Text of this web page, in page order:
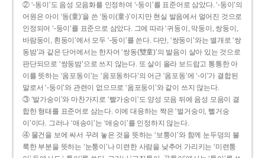
② ‘-동이’도 음성 모음화를 인정하여 ‘-둥이’를 표준어로 삼았다. ‘-둥이’의
어원은 아이 ‘동(童)’을 쓴 ‘동이(童-)’이지만 현실 발음에서 멀어진 것으로
인정되어 ‘-둥이’를 표준으로 삼았다. 그에 따라 ‘귀둥이, 막둥이, 쌍둥이,
바람둥이, 흰둥이’에서 모두 ‘-둥이’를 쓴다. 다만, ‘쌍둥이’와는 별개로 ‘쌍
동밤’과 같은 단어에서는 한자어 ‘쌍동(雙童)’의 발음이 살아 있는 것으로
판단되므로 ‘쌍둥밤’으로 쓰지 않는다. 또 살이 올라 보드랍고 통통한 아
이를 뜻하는 ‘옴포동이’는 ‘옴포동하다’의 어근 ‘옴포동’에 ‘-이’가 결합된
말로서 ‘-둥이’와 관련이 없으므로 ‘옴포둥이’와 같이 쓰지 않는다.
③ ‘발가숭이’와 마찬가지로 ‘빨가숭이’도 양성 모음 뒤에 음성 모음이 결
합한 형태를 표준어로 삼는다. 이에 대응하는 짝은 ‘벌거숭이, 뻘거숭
이’이다. 그러나 ‘애송이’는 ‘애숭이’를 인정하지 않는다.
④ 물건을 보에 싸서 꾸려 놓은 것을 뜻하는 ‘보퉁이’와 함께 눈두덩의 불
룩한 부분을 뜻하는 ‘눈퉁이’나 미련한 사람을 낮추어 가리키는 ‘미련퉁